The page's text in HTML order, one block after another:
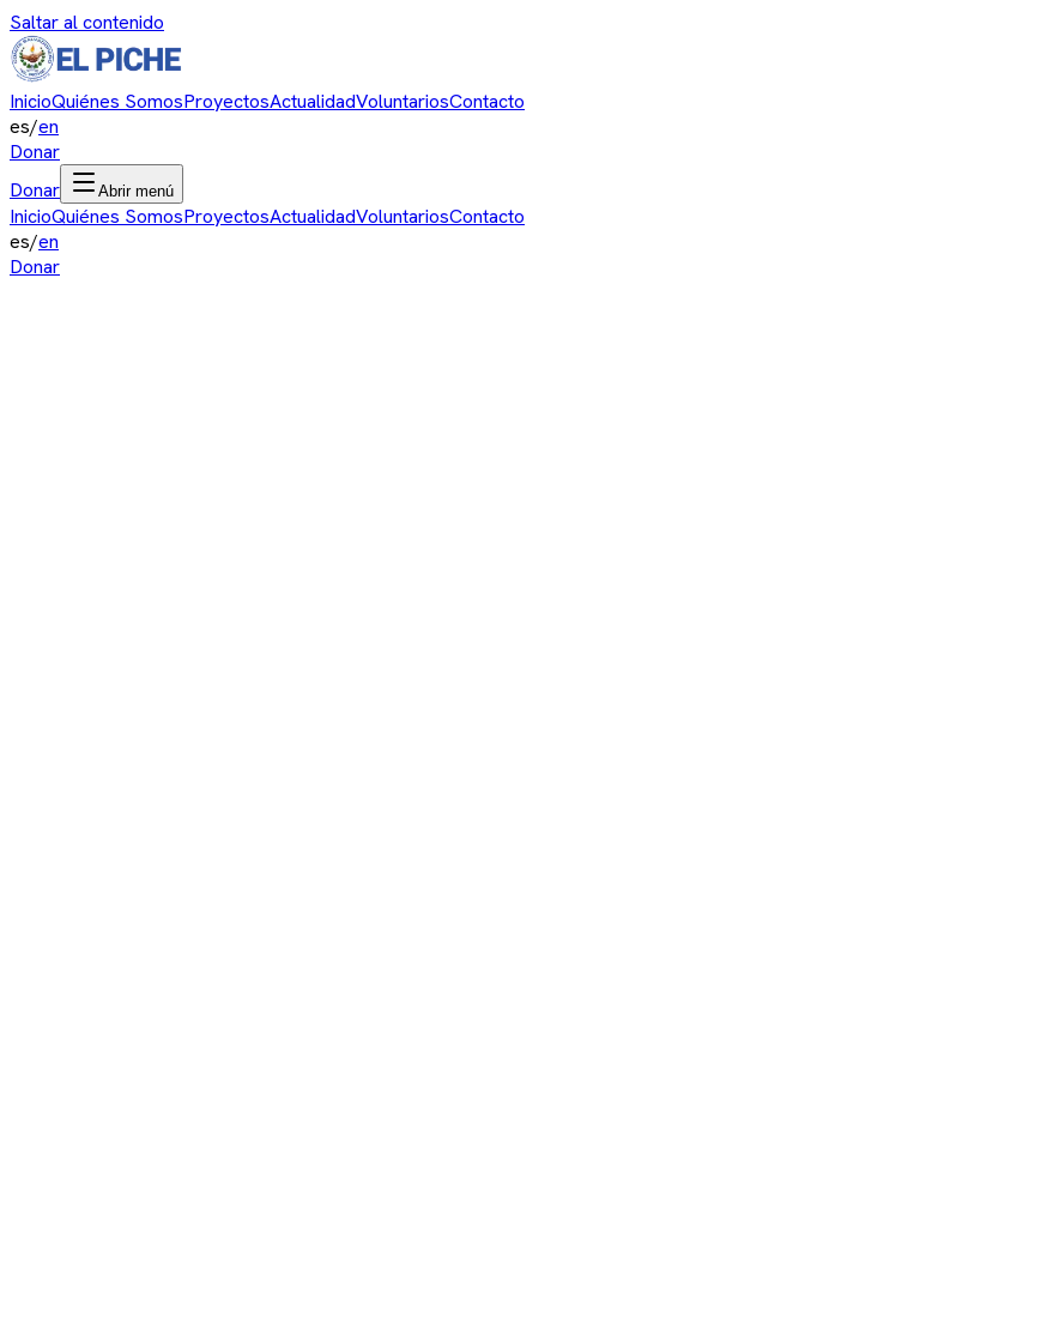
Saltar al contenido
InicioQuiénes SomosProyectosActualidadVoluntariosContacto
es/en
Donar
Donar
Abrir menú
InicioQuiénes SomosProyectosActualidadVoluntariosContacto
es/en
Donar